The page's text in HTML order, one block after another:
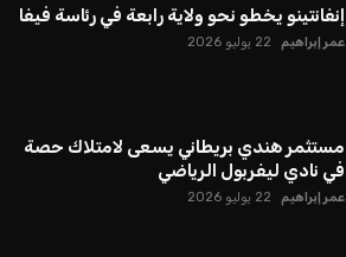
إنفانتينو يخطو نحو ولاية رابعة في رئاسة فيفا
عمر إبراهيم 22 يوليو 2026
مستثمر هندي بريطاني يسعى لامتلاك حصة
في نادي ليفربول الرياضي
عمر إبراهيم 22 يوليو 2026